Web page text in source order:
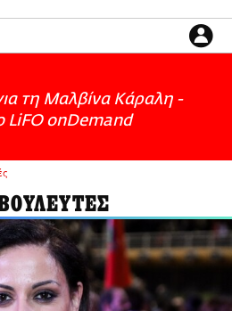
το
τη Μαλβίνα Κάραλη -
LiFO onDemand